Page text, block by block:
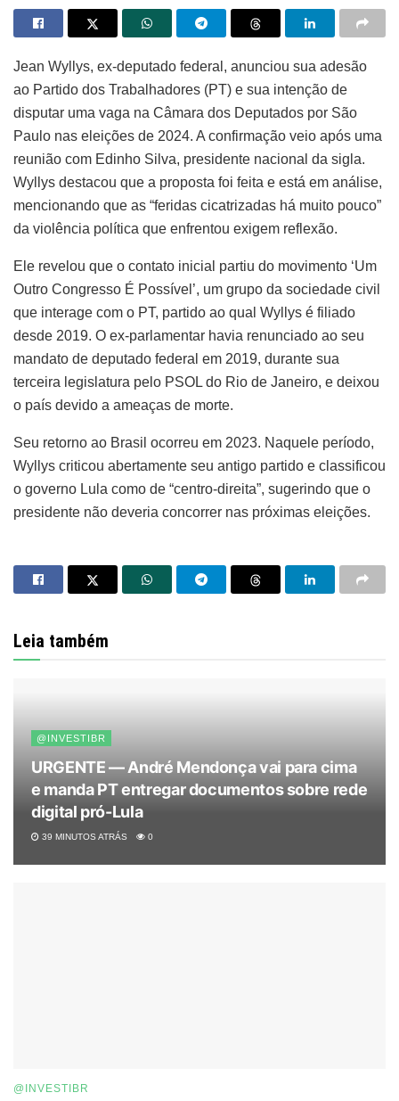
Jean Wyllys, ex-deputado federal, anunciou sua adesão
ao Partido dos Trabalhadores (PT) e sua intenção de
disputar uma vaga na Câmara dos Deputados por São
Paulo nas eleições de 2024. A confirmação veio após uma
reunião com Edinho Silva, presidente nacional da sigla.
Wyllys destacou que a proposta foi feita e está em análise,
mencionando que as “feridas cicatrizadas há muito pouco”
da violência política que enfrentou exigem reflexão.
Ele revelou que o contato inicial partiu do movimento ‘Um
Outro Congresso É Possível’, um grupo da sociedade civil
que interage com o PT, partido ao qual Wyllys é filiado
desde 2019. O ex-parlamentar havia renunciado ao seu
mandato de deputado federal em 2019, durante sua
terceira legislatura pelo PSOL do Rio de Janeiro, e deixou
o país devido a ameaças de morte.
Seu retorno ao Brasil ocorreu em 2023. Naquele período,
Wyllys criticou abertamente seu antigo partido e classificou
o governo Lula como de “centro-direita”, sugerindo que o
presidente não deveria concorrer nas próximas eleições.
Leia também
@INVESTIBR
URGENTE — André Mendonça vai para cima
e manda PT entregar documentos sobre rede
digital pró-Lula
39 MINUTOS ATRÁS 0
@INVESTIBR